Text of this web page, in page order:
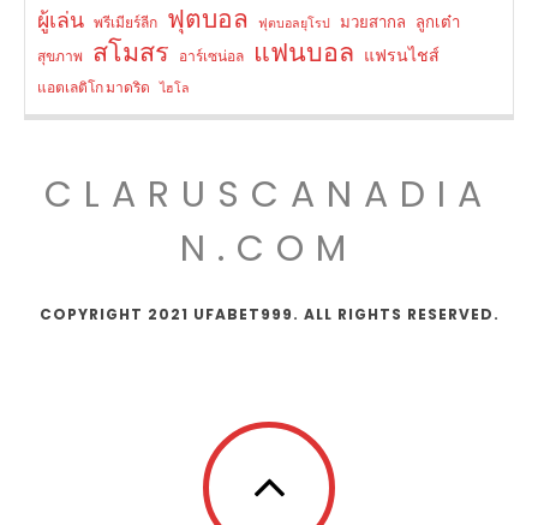
ผู้เล่น พรีเมียร์ลีก ฟุตบอล ฟุตบอลยุโรป มวยสากล ลูกเต๋า
สุขภาพ สโมสร อาร์เซน่อล แฟนบอล แฟรนไชส์
แอตเลติโก มาดริด ไฮโล
CLARUSCANADIA
N.COM
COPYRIGHT 2021 UFABET999. ALL RIGHTS RESERVED.